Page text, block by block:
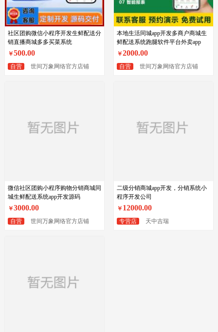
社区团购微信小程序开发生鲜配送分
销直播商城多多买菜系统
￥500.00
自营 世间万象网络官方店铺
本地生活同城app开发多商户商城生
鲜配送系统跑腿软件平台外卖app
￥2000.00
自营 世间万象网络官方店铺
微信社区团购小程序购物分销商城同
城生鲜配送系统app开发源码
￥3000.00
自营 世间万象网络官方店铺
二级分销商城app开发，分销系统小
程序开发公司
￥ 12000.00
专营店 天中吉瑞